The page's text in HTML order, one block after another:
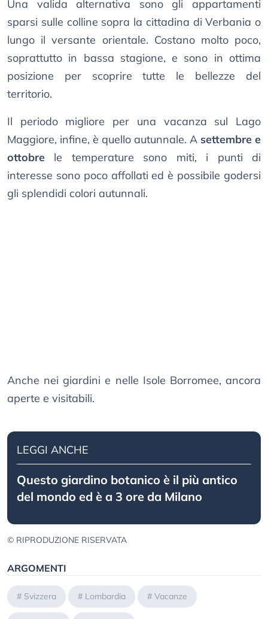
Una valida alternativa sono gli appartamenti
sparsi sulle colline sopra la cittadina di Verbania o
lungo il versante orientale. Costano molto poco,
soprattutto in bassa stagione, e sono in ottima
posizione per scoprire tutte le bellezze del
territorio.
Il periodo migliore per una vacanza sul Lago
Maggiore, infine, è quello autunnale. A settembre e
ottobre le temperature sono miti, i punti di
interesse sono poco affollati ed è possibile godersi
gli splendidi colori autunnali.
Anche nei giardini e nelle Isole Borromee, ancora
aperte e visitabili.
LEGGI ANCHE
Questo giardino botanico è il più antico
del mondo ed è a 3 ore da Milano
© RIPRODUZIONE RISERVATA
ARGOMENTI
# Svizzera # Lombardia # Vacanze